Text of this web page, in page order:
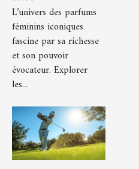
leurs
variations
L’univers des parfums
féminins iconiques
fascine par sa richesse
et son pouvoir
évocateur. Explorer
les...